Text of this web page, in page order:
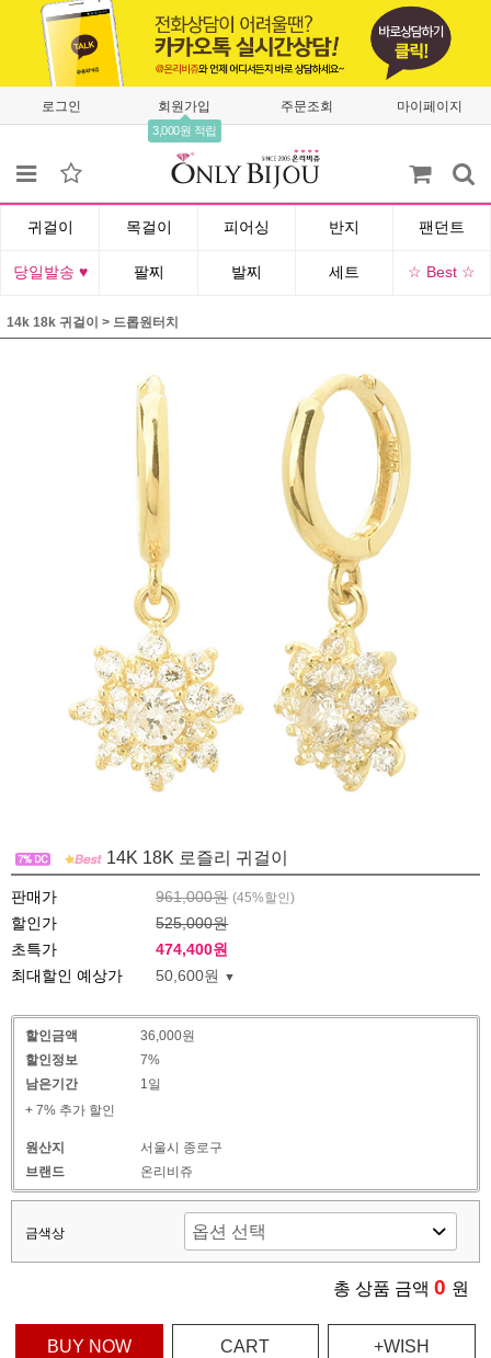
로그인 회원가입
3,000원 적립
주문조회 마이페이지
귀걸이 목걸이 피어싱 반지 팬던트
당일발송 ♥ 팔찌 발찌 세트 ☆ Best ☆
14k 18k 귀걸이 > 드롭원터치
14K 18K 로즐리 귀걸이
판매가 961,000원 (45%할인)
할인가
525,000원
초특가
474,400원
최대할인 예상가
50,600원
할인금액
36,000원
할인정보
7%
남은기간
1일
+ 7% 추가 할인
원산지
서울시 종로구
브랜드
온리비쥬
금색상
총 상품 금액 0 원
BUY NOW CART +WISH